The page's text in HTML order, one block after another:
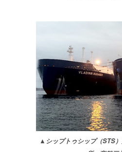
▲シップトゥシップ（STS